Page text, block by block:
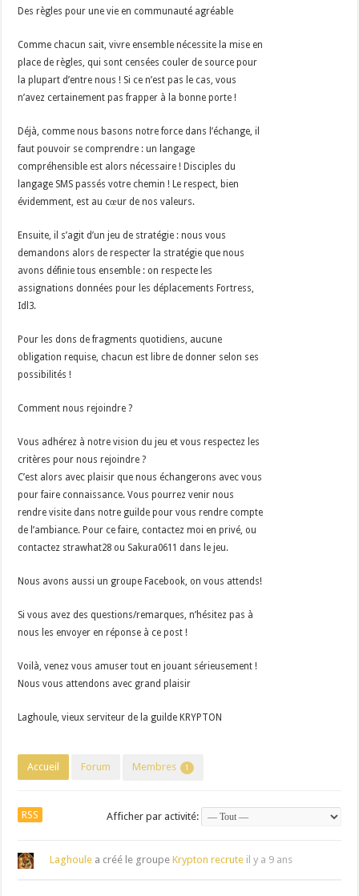
Des règles pour une vie en communauté agréable
Comme chacun sait, vivre ensemble nécessite la mise en
place de règles, qui sont censées couler de source pour
la plupart d’entre nous ! Si ce n’est pas le cas, vous
n’avez certainement pas frapper à la bonne porte !
Déjà, comme nous basons notre force dans l’échange, il
faut pouvoir se comprendre : un langage
compréhensible est alors nécessaire ! Disciples du
langage SMS passés votre chemin ! Le respect, bien
évidemment, est au cœur de nos valeurs.
Ensuite, il s’agit d’un jeu de stratégie : nous vous
demandons alors de respecter la stratégie que nous
avons définie tous ensemble : on respecte les
assignations données pour les déplacements Fortress,
Idl3.
Pour les dons de fragments quotidiens, aucune
obligation requise, chacun est libre de donner selon ses
possibilités !
Comment nous rejoindre ?
Vous adhérez à notre vision du jeu et vous respectez les
critères pour nous rejoindre ?
C’est alors avec plaisir que nous échangerons avec vous
pour faire connaissance. Vous pourrez venir nous
rendre visite dans notre guilde pour vous rendre compte
de l’ambiance. Pour ce faire, contactez moi en privé, ou
contactez strawhat28 ou Sakura0611 dans le jeu.
Nous avons aussi un groupe Facebook, on vous attends!
Si vous avez des questions/remarques, n’hésitez pas à
nous les envoyer en réponse à ce post !
Voilà, venez vous amuser tout en jouant sérieusement !
Nous vous attendons avec grand plaisir
Laghoule, vieux serviteur de la guilde KRYPTON
Accueil Forum Membres 1
RSS Afficher par activité:
Laghoule a créé le groupeKrypton recrute il y a 9 ans